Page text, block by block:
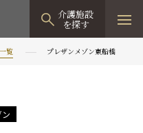
介護施設
を探す
覧 プレザンメゾン東船橋